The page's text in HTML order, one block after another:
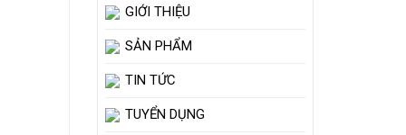
GIỚI THIỆU
SẢN PHẨM
TIN TỨC
TUYỂN DỤNG